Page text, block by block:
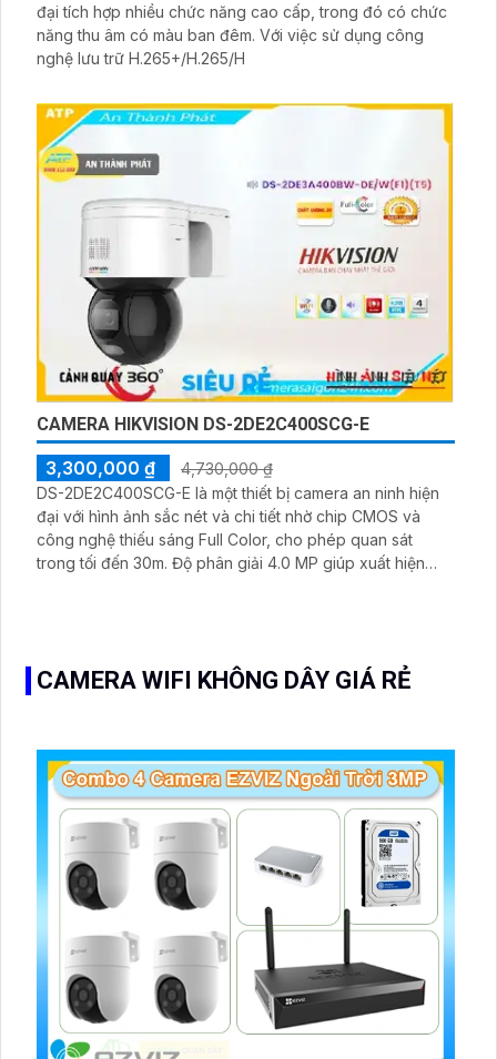
đại tích hợp nhiều chức năng cao cấp, trong đó có chức
năng thu âm có màu ban đêm. Với việc sử dụng công
nghệ lưu trữ H.265+/H.265/H
CAMERA HIKVISION DS-2DE2C400SCG-E
3,300,000 ₫
4,730,000 ₫
DS-2DE2C400SCG-E là một thiết bị camera an ninh hiện
đại với hình ảnh sắc nét và chi tiết nhờ chip CMOS và
công nghệ thiếu sáng Full Color, cho phép quan sát
trong tối đến 30m. Độ phân giải 4.0 MP giúp xuất hiện
CAMERA WIFI KHÔNG DÂY GIÁ RẺ